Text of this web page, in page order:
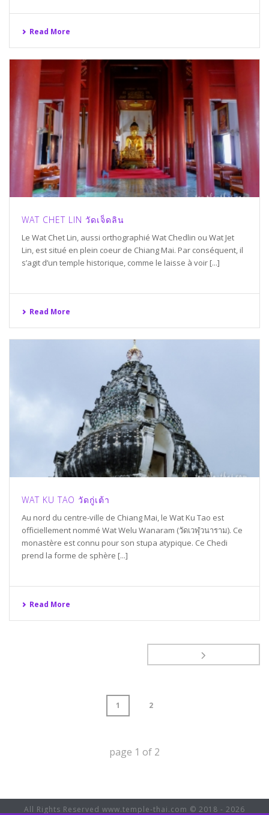
Read More
WAT CHET LIN วัดเจ็ดลิน
Le Wat Chet Lin, aussi orthographié Wat Chedlin ou Wat Jet
Lin, est situé en plein coeur de Chiang Mai. Par conséquent, il
s’agit d’un temple historique, comme le laisse à voir [...]
Read More
WAT KU TAO วัดกู่เต้า
Au nord du centre-ville de Chiang Mai, le Wat Ku Tao est
officiellement nommé Wat Welu Wanaram (วัดเวฬุวนาราม). Ce
monastère est connu pour son stupa atypique. Ce Chedi
prend la forme de sphère [...]
Read More
1 2
page 1 of 2
All Rights Reserved www.temple-thai.com © 2018 - 2026